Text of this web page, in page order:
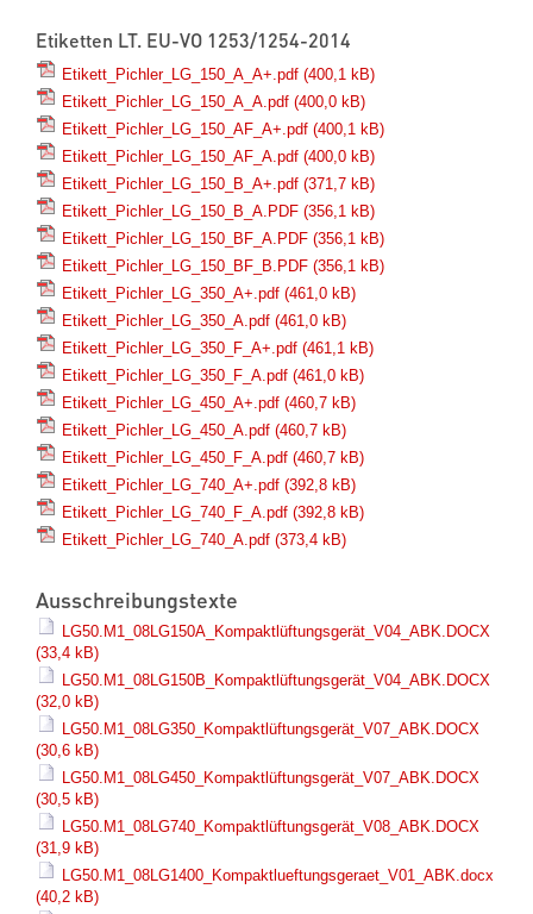
Etiketten LT. EU-VO 1253/1254-2014
Etikett_Pichler_LG_150_A_A+.pdf (400,1 kB)
Etikett_Pichler_LG_150_A_A.pdf (400,0 kB)
Etikett_Pichler_LG_150_AF_A+.pdf (400,1 kB)
Etikett_Pichler_LG_150_AF_A.pdf (400,0 kB)
Etikett_Pichler_LG_150_B_A+.pdf (371,7 kB)
Etikett_Pichler_LG_150_B_A.PDF (356,1 kB)
Etikett_Pichler_LG_150_BF_A.PDF (356,1 kB)
Etikett_Pichler_LG_150_BF_B.PDF (356,1 kB)
Etikett_Pichler_LG_350_A+.pdf (461,0 kB)
Etikett_Pichler_LG_350_A.pdf (461,0 kB)
Etikett_Pichler_LG_350_F_A+.pdf (461,1 kB)
Etikett_Pichler_LG_350_F_A.pdf (461,0 kB)
Etikett_Pichler_LG_450_A+.pdf (460,7 kB)
Etikett_Pichler_LG_450_A.pdf (460,7 kB)
Etikett_Pichler_LG_450_F_A.pdf (460,7 kB)
Etikett_Pichler_LG_740_A+.pdf (392,8 kB)
Etikett_Pichler_LG_740_F_A.pdf (392,8 kB)
Etikett_Pichler_LG_740_A.pdf (373,4 kB)
Ausschreibungstexte
LG50.M1_08LG150A_Kompaktlüftungsgerät_V04_ABK.DOCX
(33,4 kB)
LG50.M1_08LG150B_Kompaktlüftungsgerät_V04_ABK.DOCX
(32,0 kB)
LG50.M1_08LG350_Kompaktlüftungsgerät_V07_ABK.DOCX
(30,6 kB)
LG50.M1_08LG450_Kompaktlüftungsgerät_V07_ABK.DOCX
(30,5 kB)
LG50.M1_08LG740_Kompaktlüftungsgerät_V08_ABK.DOCX
(31,9 kB)
LG50.M1_08LG1400_Kompaktlueftungsgeraet_V01_ABK.docx
(40,2 kB)